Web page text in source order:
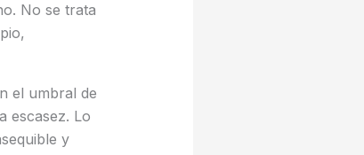
No se trata
el umbral de
escasez. Lo
y